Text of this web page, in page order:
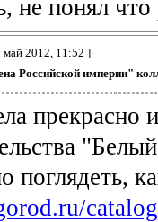
не понял что
2012, 11:52 ]
Российской империи"